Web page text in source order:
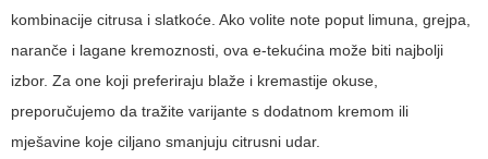
kombinacije citrusa i slatkoće. Ako volite note poput limuna, grejpa,
naranče i lagane kremoznosti, ova e-tekućina može biti najbolji
izbor. Za one koji preferiraju blaže i kremastije okuse,
preporučujemo da tražite varijante s dodatnom kremom ili
mješavine koje ciljano smanjuju citrusni udar.